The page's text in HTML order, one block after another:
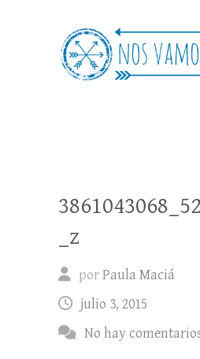
Nos Vamos
_z
porPaula Maciá
julio 3, 2015
No hay